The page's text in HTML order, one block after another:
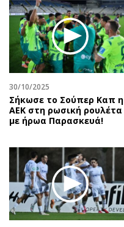
Μουσική
Εικαστικά
Βιβλίο
Χειρόγραφα
30/10/2025
Σήκωσε το Σούπερ Καπ η
ΑΕΚ στη ρωσική ρουλέτα
με ήρωα Παρασκευά!